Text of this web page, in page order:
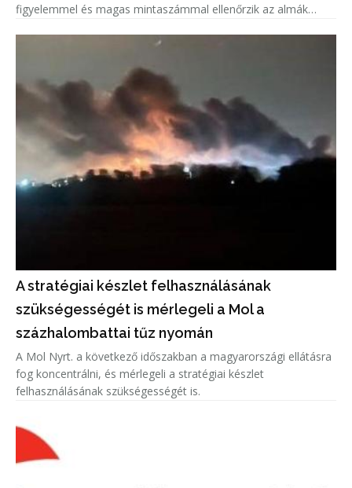
figyelemmel és magas mintaszámmal ellenőrzik az almák
A stratégiai készlet felhasználásának
szükségességét is mérlegeli a Mol a
százhalombattai tűz nyomán
A Mol Nyrt. a következő időszakban a magyarországi ellátásra
fog koncentrálni, és mérlegeli a stratégiai készlet
felhasználásának szükségességét is.